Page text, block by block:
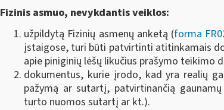
Fizinis asmuo, nevykdantis veiklos:
užpildytą Fizinių asmenų anketą (forma
įstaigose, turi būti patvirtinti atitinkamais
apie piniginių lėšų likučius prašymo teikimo
dokumentus, kurie įrodo, kad yra realių
pažymą ar sutartį, patvirtinančią
turto nuomos sutartį ar kt.).